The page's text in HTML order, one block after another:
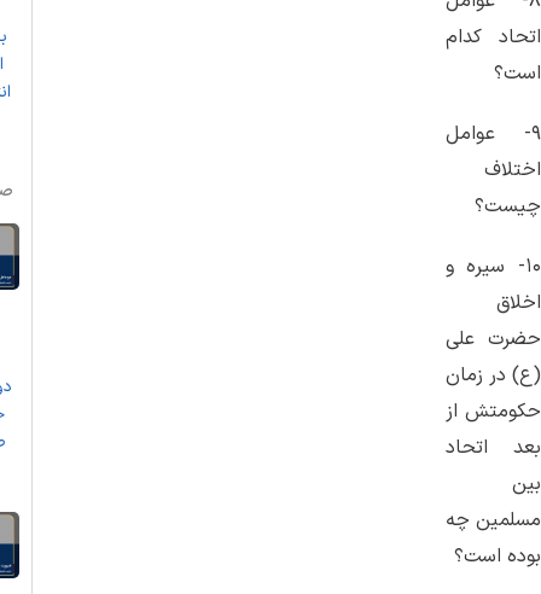
اتحاد كدام
است؟
۹- عوامل
اختلاف
چیست؟
۱۰- سیره و
اخلاق
حضرت علی
(ع) در زمان
حكومتش از
بعد اتحاد
بین
مسلمین چه
بوده است؟